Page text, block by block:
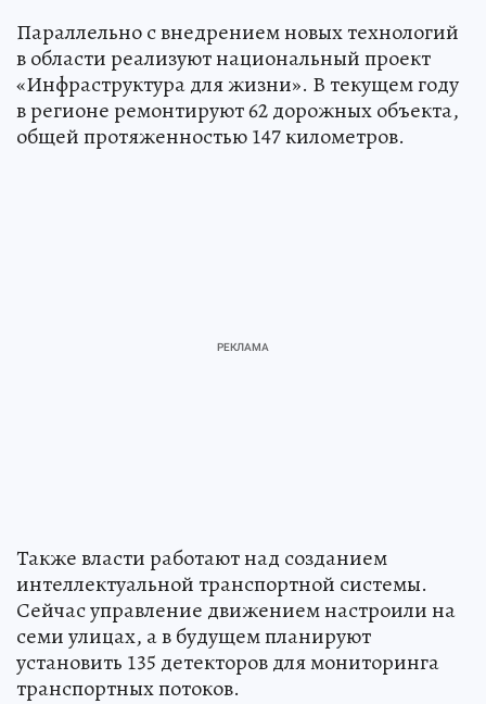
Параллельно с внедрением новых технологий
в области реализуют национальный проект
«Инфраструктура для жизни». В текущем году
в регионе ремонтируют 62 дорожных объекта,
общей протяженностью 147 километров.
Также власти работают над созданием
интеллектуальной транспортной системы.
Сейчас управление движением настроили на
семи улицах, а в будущем планируют
установить 135 детекторов для мониторинга
транспортных потоков.